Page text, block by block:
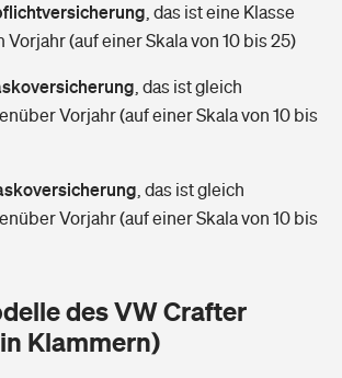
Jetzt Versicherer finden
Wie gefährdet ist Ihr Haus?
Jetzt Versicherer finden
viel Geld bekomme ich im Alter?
das ist eine Klasse
Vorjahr (auf einer Skala von 10 bis 25)
das ist gleich
Vorjahr (auf einer Skala von 10 bis
das ist gleich
Vorjahr (auf einer Skala von 10 bis
des VW Crafter
Klammern)